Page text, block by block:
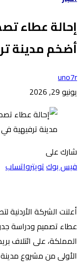
إحالة عطاء
أضخم مدينة
uno7r
يونيو 29, 2026
شارك على
فيس بوكتويترواتساب
أعلنت الشركة الأردنية
عطاء تصميم ودراسة
المملكة، على ائتلاف
الأولى من مشروع